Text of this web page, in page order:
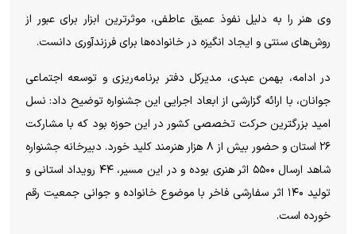
وی هنر را به دلیل نفوذ عمیق عاطفی، موثرترین ابزار برای عبور از
روش‌های سنتی و ایجاد انگیزه در خانواده‌ها برای فرزندآوری دانست.
در ادامه، بهمن عبدی، مدیرکل دفتر برنامه‌ریزی و توسعه اجتماعی
جوانان، با ارائه گزارشی از ابعاد اجرایی این جشنواره توضیح داد: نسل
امید بزرگترین حرکت تخصصی کشور در این حوزه بود که با مشارکت
۲۶ استان و حضور بیش از ۸ هزار هنرمند کلید خورد. دبیرخانه جشنواره
شاهد ارسال ۵۵۰۰ اثر هنری بوده و در این مسیر، ۴۴ رویداد استانی و
تولید ۱۴۰ اثر سفارشی فاخر با موضوع خانواده و جوانی جمعیت رقم
خورده است.